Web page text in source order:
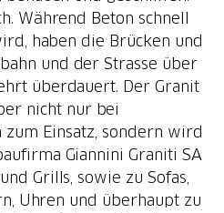
Während Beton schnell
haben die Brücken und
und der Strasse über
überdauert. Der Granit
nicht nur bei
Einsatz, sondern wird
Giannini Graniti SA
Grills, sowie zu Sofas,
Uhren und überhaupt zu